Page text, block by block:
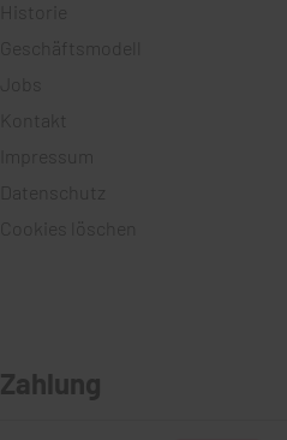
Geschäftsmodell
Kontakt
Impressum
Datenschutz
Cookies löschen
Zahlung